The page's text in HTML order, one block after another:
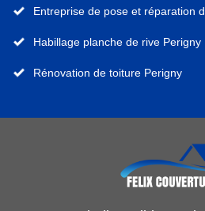
Entreprise de pose et réparation
Habillage planche de rive Perigny
Rénovation de toiture Perigny